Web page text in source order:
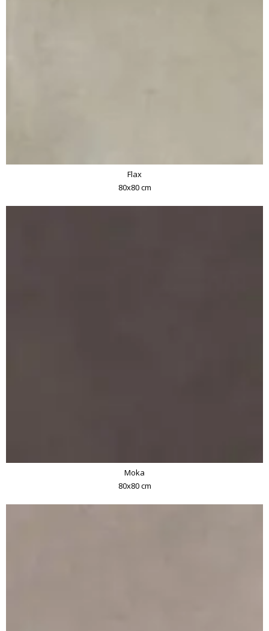
Flax
80x80 cm
Moka
80x80 cm